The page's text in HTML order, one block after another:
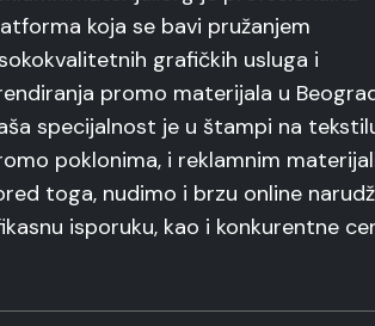
koja se bavi pružanjem
grafičkih usluga i
promo materijala u
specijalnost je u štampi na
poklonima, i reklamnim
toga, nudimo i brzu online
isporuku, kao i konkurentne